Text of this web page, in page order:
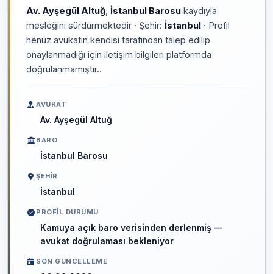
Av. Ayşegül Altuğ İstanbul Barosu kaydıyla
mesleğini sürdürmektedir · Şehir: İstanbul · Profil
henüz avukatın kendisi tarafından talep edilip
onaylanmadığı için iletişim bilgileri platformda
doğrulanmamıştır..
AVUKAT
Av. Ayşegül Altuğ
BARO
İstanbul Barosu
ŞEHIR
İstanbul
PROFIL DURUMU
Kamuya açık baro verisinden derlenmiş —
avukat doğrulaması bekleniyor
SON GÜNCELLEME